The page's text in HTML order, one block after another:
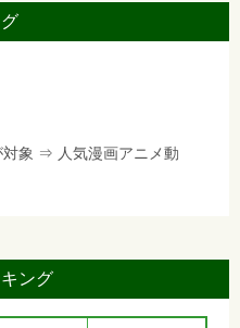
象 ⇒ 人気漫画アニメ動
ング